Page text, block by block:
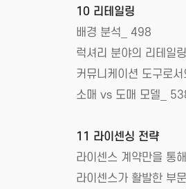
10 리테일링
배경 분석_ 498
럭셔리 분야의 리테일
커뮤니케이션 도구로
소매 vs 도매 모델_
11 라이센싱 전략
라이센스 계약만을 통
라이센스가 활발한 부